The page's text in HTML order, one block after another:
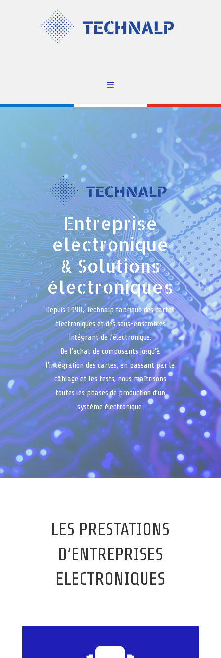
Entreprise
electronique
& Solutions
électroniques
Depuis 1990, Technalp fabrique des cartes
électroniques et des sous-ensembles
intégrant de l’électronique.
De l’achat de composants jusqu’à
l’intégration des cartes, en passant par le
câblage et les tests, nous maîtrisons
toutes les phases de production d’un
système électronique.
LES PRESTATIONS
D’ENTREPRISES
ELECTRONIQUES